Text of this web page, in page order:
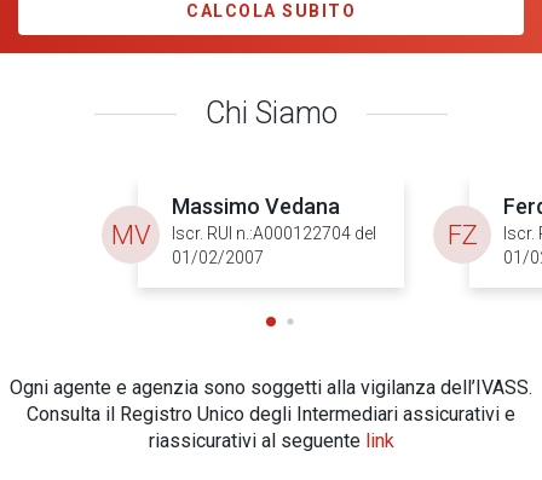
CALCOLA SUBITO
Chi Siamo
Massimo Vedana
Iscr. RUI n.:A000122704 del
01/02/2007
MV
Iscr.
01/
FZ
Ogni agente e agenzia sono soggetti alla vigilanza dell’IVASS.
Consulta il Registro Unico degli Intermediari assicurativi e
riassicurativi al seguente link